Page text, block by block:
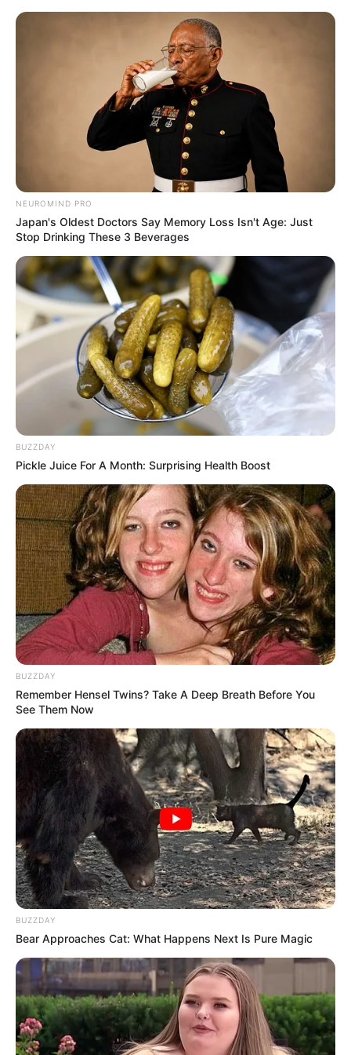
Seohyun
NEUROMIND PRO
Japan's Oldest Doctors Say Memory Loss Isn't Age: Just
Stop Drinking These 3 Beverages
BUZZDAY
Pickle Juice For A Month: Surprising Health Boost
BUZZDAY
Remember Hensel Twins? Take A Deep Breath Before You
See Them Now
BUZZDAY
Bear Approaches Cat: What Happens Next Is Pure Magic